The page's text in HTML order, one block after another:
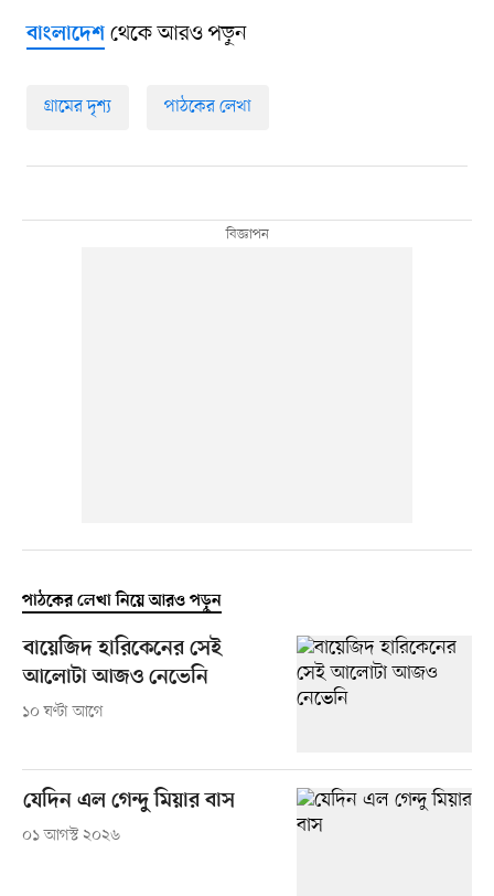
বাংলাদেশথেকে আরও পড়ুন
গ্রামের দৃশ্য পাঠকের লেখা
পাঠকের লেখা নিয়ে আরও পড়ুন
বায়েজিদ হারিকেনের সেই
আলোটা আজও নেভেনি
১০ ঘণ্টা আগে
যেদিন এল গেন্দু মিয়ার বাস
০১ আগস্ট ২০২৬